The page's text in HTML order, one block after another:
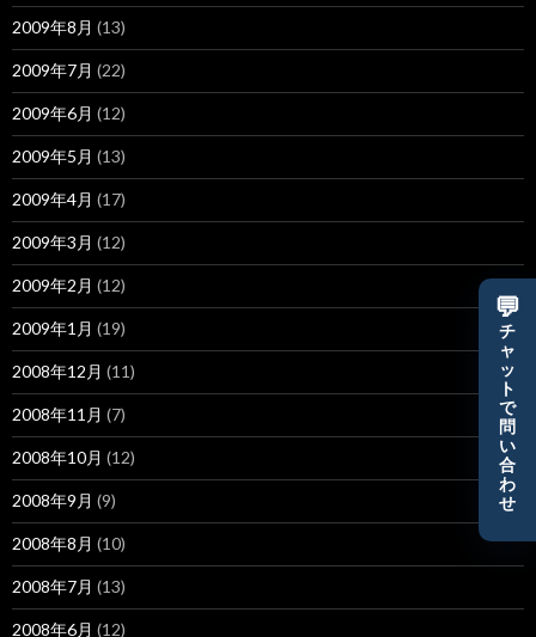
2009年8月 (13)
2009年7月 (22)
2009年6月 (12)
2009年5月 (13)
2009年4月 (17)
2009年3月 (12)
2009年2月 (12)
2009年1月 (19)
2008年12月 (11)
2008年11月 (7)
2008年10月 (12)
2008年9月 (9)
2008年8月 (10)
2008年7月 (13)
2008年6月 (12)
💬
チ
ャ
ッ
ト
で
問
い
合
わ
せ